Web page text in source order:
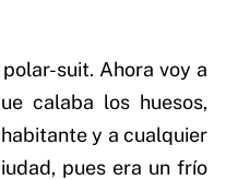
suit. Ahora voy a
calaba los huesos,
y a cualquier
pues era un frío